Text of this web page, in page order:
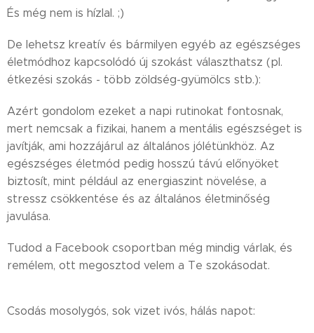
És még nem is hízlal. ;)
De lehetsz kreatív és bármilyen egyéb az egészséges
életmódhoz kapcsolódó új szokást választhatsz (pl.
étkezési szokás - több zöldség-gyümölcs stb.):
Azért gondolom ezeket a napi rutinokat fontosnak,
mert nemcsak a fizikai, hanem a mentális egészséget is
javítják, ami hozzájárul az általános jólétünkhöz. Az
egészséges életmód pedig hosszú távú előnyöket
biztosít, mint például az energiaszint növelése, a
stressz csökkentése és az általános életminőség
javulása.
Tudod a Facebook csoportban még mindig várlak, és
remélem, ott megosztod velem a Te szokásodat.
Csodás mosolygós, sok vizet ivós, hálás napot: